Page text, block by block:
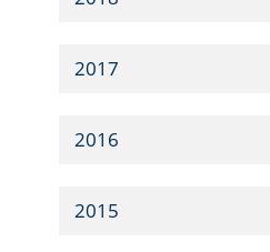
2017
2016
2015